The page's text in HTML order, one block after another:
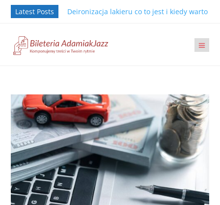
Latest Posts Deironizacja lakieru co to jest i kiedy warto ją